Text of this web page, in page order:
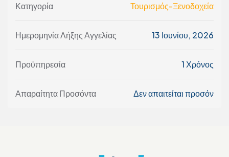
Κατηγορία Τουρισμός-Ξενοδοχεία
Ημερομηνία Λήξης Αγγελίας 13 Ιουνίου, 2026
Προϋπηρεσία 1 Χρόνος
Απαραίτητα Προσόντα Δεν απαιτείται προσόν